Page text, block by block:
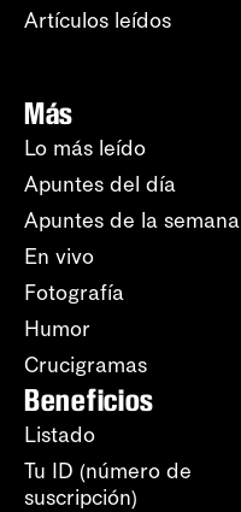
Artículos leídos
Más
Lo más leído
Apuntes del día
Apuntes de la semana
En vivo
Fotografía
Humor
Crucigramas
Beneficios
Listado
Tu ID (número de
suscripción)